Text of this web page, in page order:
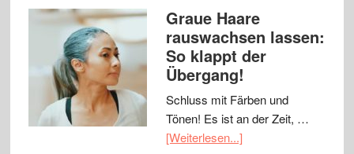
Graue Haare
rauswachsen lassen:
So klappt der
Übergang!
Schluss mit Färben und
Tönen! Es ist an der Zeit, …
[Weiterlesen...]